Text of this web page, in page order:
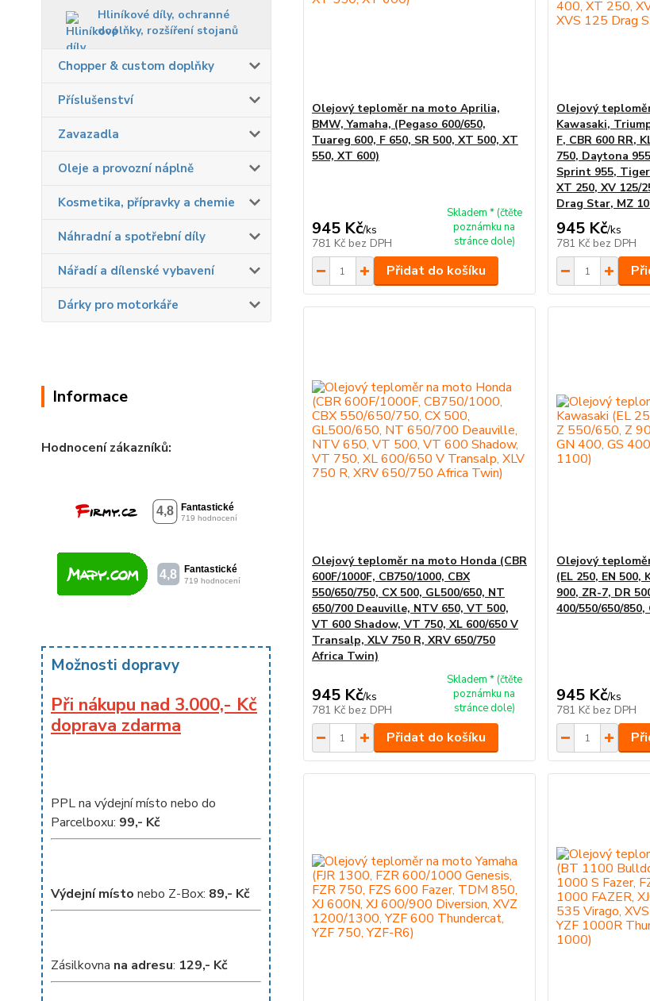
Hliníkové díly, ochranné
doplňky, rozšíření stojanů
Chopper & custom doplňky
Příslušenství
Zavazadla
Oleje a provozní náplně
Kosmetika, přípravky a chemie
Náhradní a spotřební díly
Nářadí a dílenské vybavení
Dárky pro motorkáře
Informace
Hodnocení zákazníků:
Možnosti dopravy
Při nákupu nad 3.000,- Kč
doprava zdarma
PPL na výdejní místo nebo do
Parcelboxu: 99,- Kč
Výdejní místo nebo Z-Box: 89,- Kč
Zásilkovna na adresu: 129,- Kč
Olejový teploměr na moto Aprilia,
BMW, Yamaha, (Pegaso 600/650,
Tuareg 600, F 650, SR 500, XT 500, XT
550, XT 600)
945 Kč/ks
781 Kč bez DPH
Skladem * (čtěte
poznámku na
stránce dole)
Přidat do košíku
Olejový
Kawasaki,
F, CBR 600 RR,
750, Daytona
Sprint 955, Tiger
XT 250, XV 125/
Drag Star, MZ
945 Kč/ks
781 Kč bez DPH
Olejový teploměr na moto Honda (CBR
600F/1000F, CB750/1000, CBX
550/650/750, CX 500, GL500/650, NT
650/700 Deauville, NTV 650, VT 500,
VT 600 Shadow, VT 750, XL 600/650 V
Transalp, XLV 750 R, XRV 650/750
Africa Twin)
945 Kč/ks
781 Kč bez DPH
Skladem * (čtěte
poznámku na
stránce dole)
Přidat do košíku
Olejový
(EL 250, EN 500,
900, ZR-7, DR
400/550/650/850,
945 Kč/ks
781 Kč bez DPH